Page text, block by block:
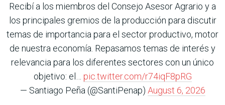
Recibí a los miembros del Consejo Asesor Agrario y a
los principales gremios de la producción para discutir
temas de importancia para el sector productivo, motor
de nuestra economía. Repasamos temas de interés y
relevancia para los diferentes sectores con un único
objetivo: el… pic.twitter.com/r74iqF8pRG
— Santiago Peña (@SantiPenap) August 6, 2026